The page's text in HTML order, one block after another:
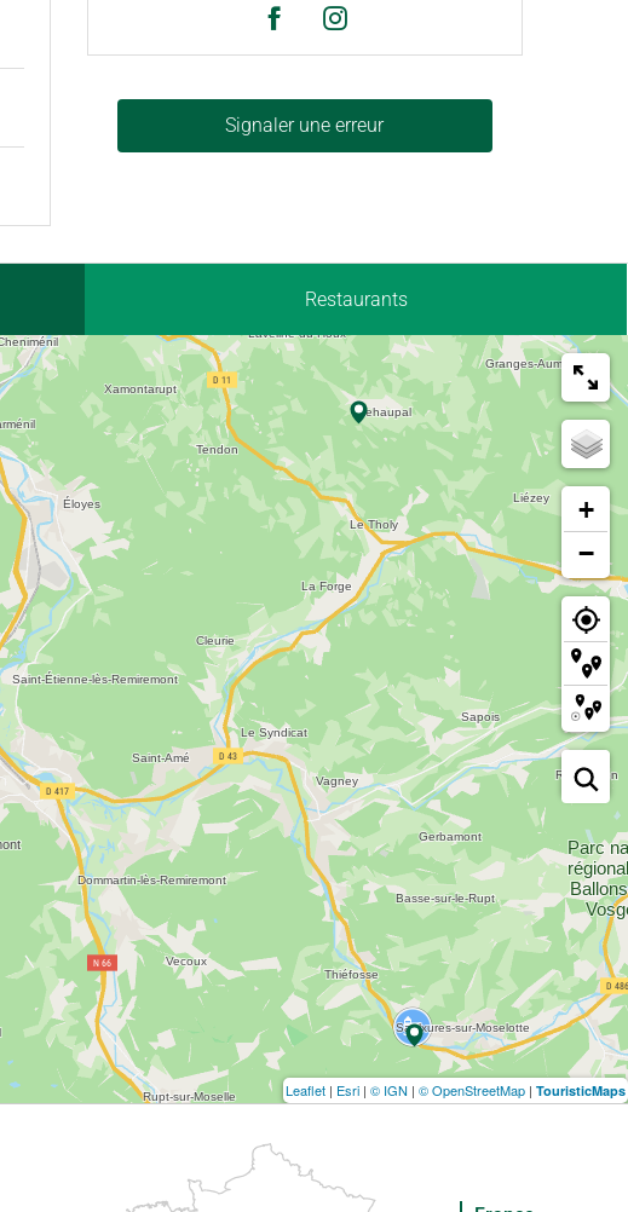
Signaler une erreur
Restaurants
+
−
Leaflet | Esri | © IGN | © OpenStreetMap | TouristicMaps